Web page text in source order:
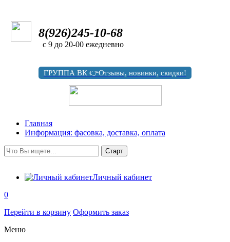
8(926)245-10-68
с 9 до 20-00 ежедневно
ГРУППА ВК 👉Отзывы, новинки, скидки!
Главная
Информация: фасовка, доставка, оплата
Личный кабинет
0
Перейти в корзину Оформить заказ
Меню